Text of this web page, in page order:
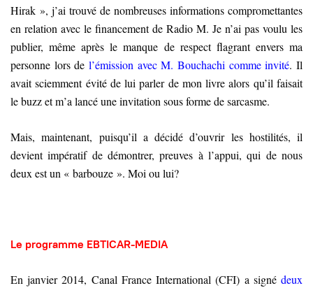
Hirak », j’ai trouvé de nombreuses informations compromettantes
en relation avec le financement de Radio M. Je n’ai pas voulu les
publier, même après le manque de respect flagrant envers ma
personne lors de l’émission avec M. Bouchachi comme invité. Il
avait sciemment évité de lui parler de mon livre alors qu’il faisait
le buzz et m’a lancé une invitation sous forme de sarcasme.
Mais, maintenant, puisqu’il a décidé d’ouvrir les hostilités, il
devient impératif de démontrer, preuves à l’appui, qui de nous
deux est un « barbouze ». Moi ou lui?
Le programme EBTICAR-MEDIA
En janvier 2014, Canal France International (CFI) a signé deux